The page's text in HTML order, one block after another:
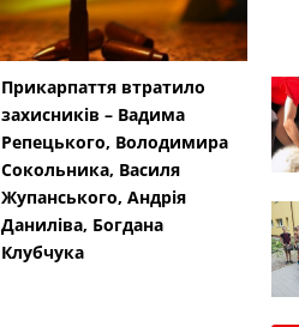
Прикарпаття втратило
захисників – Вадима
Репецького, Володимира
Сокольника, Василя
Жупанського, Андрія
Даниліва, Богдана
Клубчука